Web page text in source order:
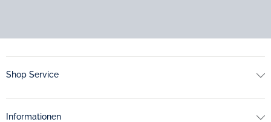
Shop Service
Informationen